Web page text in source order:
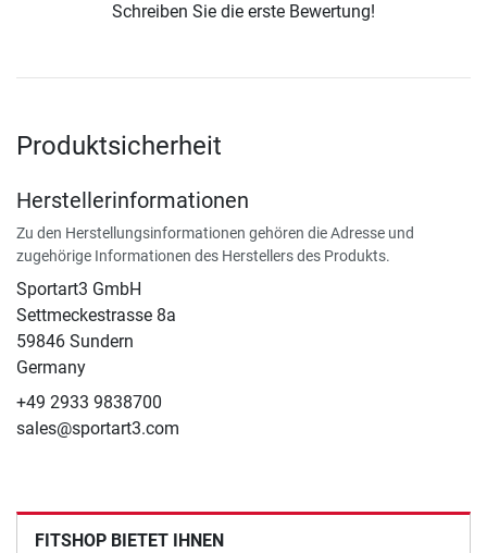
Schreiben Sie die erste Bewertung!
Produktsicherheit
Herstellerinformationen
Zu den Herstellungsinformationen gehören die Adresse und
zugehörige Informationen des Herstellers des Produkts.
Sportart3 GmbH
Settmeckestrasse 8a
59846 Sundern
Germany
+49 2933 9838700
sales@sportart3.com
FITSHOP BIETET IHNEN